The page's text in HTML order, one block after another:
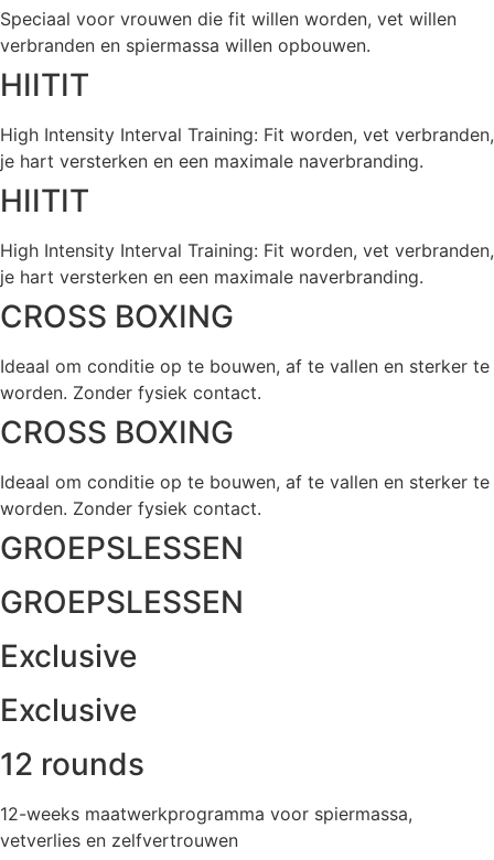
Speciaal voor vrouwen die fit willen worden, vet willen
verbranden en spiermassa willen opbouwen.
HIITIT
High Intensity Interval Training: Fit worden, vet verbranden,
je hart versterken en een maximale naverbranding.
HIITIT
High Intensity Interval Training: Fit worden, vet verbranden,
je hart versterken en een maximale naverbranding.
CROSS BOXING
Ideaal om conditie op te bouwen, af te vallen en sterker te
worden. Zonder fysiek contact.
CROSS BOXING
Ideaal om conditie op te bouwen, af te vallen en sterker te
worden. Zonder fysiek contact.
GROEPSLESSEN
GROEPSLESSEN
Exclusive
Exclusive
12 rounds
12-weeks maatwerkprogramma voor spiermassa,
vetverlies en zelfvertrouwen